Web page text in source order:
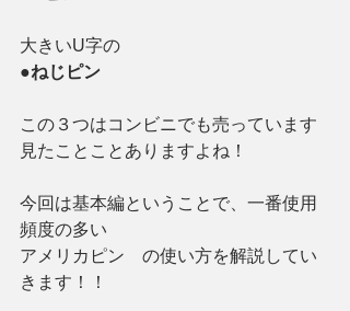
大きいU字の
●ねじピン
この３つはコンビニでも売っています
見たことことありますよね！
今回は基本編ということで、一番使用
頻度の多い
アメリカピン　の使い方を解説してい
きます！！